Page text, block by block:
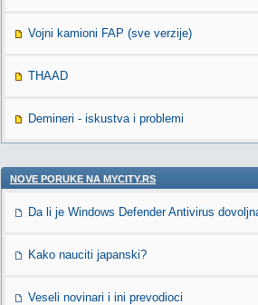
Vojni kamioni FAP (sve verzije)
THAAD
Demineri - iskustva i problemi
NOVE PORUKE NA MYCITY.RS
Da li je Windows Defender Antivirus
Kako nauciti japanski?
Veseli novinari i ini prevodioci